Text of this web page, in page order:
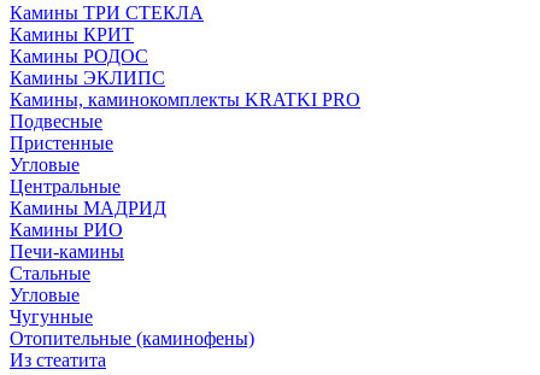
Камины ТРИ СТЕКЛА
Камины КРИТ
Камины РОДОС
Камины ЭКЛИПС
Камины, каминокомплекты KRATKI PRO
Подвесные
Пристенные
Угловые
Центральные
Камины МАДРИД
Камины РИО
Печи-камины
Стальные
Угловые
Чугунные
Отопительные (каминофены)
Из стеатита